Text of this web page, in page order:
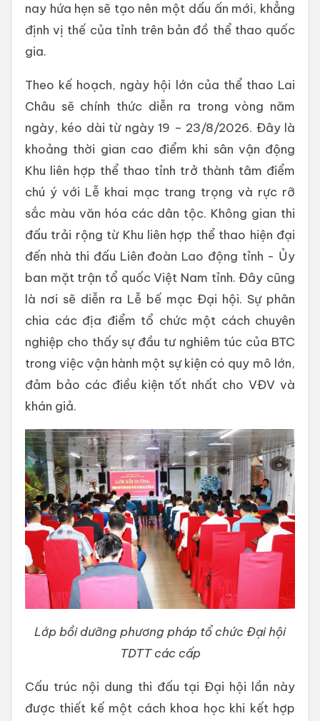
nay hứa hẹn sẽ tạo nên một dấu ấn mới, khẳng
định vị thế của tỉnh trên bản đồ thể thao quốc
gia.
Theo kế hoạch, ngày hội lớn của thể thao Lai
Châu sẽ chính thức diễn ra trong vòng năm
ngày, kéo dài từ ngày 19 – 23/8/2026. Đây là
khoảng thời gian cao điểm khi sân vận động
Khu liên hợp thể thao tỉnh trở thành tâm điểm
chú ý với Lễ khai mạc trang trọng và rực rỡ
sắc màu văn hóa các dân tộc. Không gian thi
đấu trải rộng từ Khu liên hợp thể thao hiện đại
đến nhà thi đấu Liên đoàn Lao động tỉnh - Ủy
ban mặt trận tổ quốc Việt Nam tỉnh. Đây cũng
là nơi sẽ diễn ra Lễ bế mạc Đại hội. Sự phân
chia các địa điểm tổ chức một cách chuyên
nghiệp cho thấy sự đầu tư nghiêm túc của BTC
trong việc vận hành một sự kiện có quy mô lớn,
đảm bảo các điều kiện tốt nhất cho VĐV và
khán giả.
Lớp bồi dưỡng phương pháp tổ chức Đại hội
TDTT các cấp
Cấu trúc nội dung thi đấu tại Đại hội lần này
được thiết kế một cách khoa học khi kết hợp